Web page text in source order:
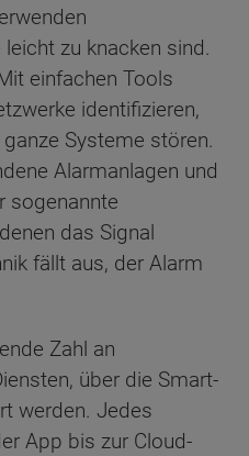
zu knacken sind.
einfachen Tools
identifizieren,
Systeme stören.
Alarmanlagen und
sogenannte
das Signal
fällt aus, der Alarm
Zahl an
über die Smart-
werden. Jedes
App bis zur Cloud-